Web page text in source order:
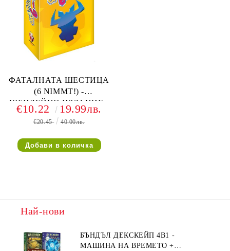
ФАТАЛНАТА ШЕСТИЦА
(6 NIMMT!) -
ЮБИЛЕЙНО ИЗДАНИЕ -
30 ГОДИНИ
€10.22 19.99лв.
€20.45 40.00лв.
Най-нови
БЪНДЪЛ ДЕКСКЕЙП 4В1 -
МАШИНА НА ВРЕМЕТО +